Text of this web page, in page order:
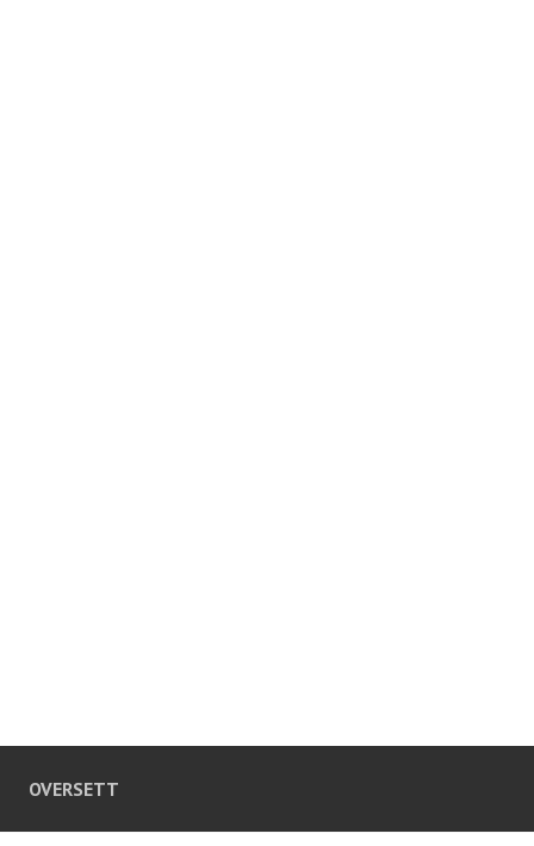
OVERSETT